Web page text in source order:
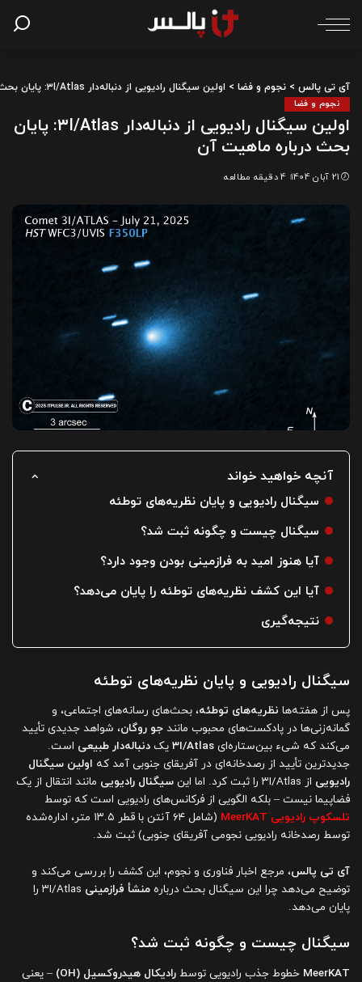
آی تی پالس > نجوم و فضا > اولین سیگنال رادیویی از دنباله‌دار ۳I/Atlas: پایان بحث درباره ماهیت آن
نجوم و فضا
اولین سیگنال رادیویی از دنباله‌دار ۳I/Atlas: پایان
بحث درباره ماهیت آن
21 آبان 1404 4 دقیقه مطالعه
آنچه خواهید خواند
سیگنال رادیویی و پایان نظریه‌های توطئه
سیگنال چیست و چگونه ثبت شد؟
آیا هنوز امید به فرازمینی بودن وجود دارد؟
آیا این کشف نظریه‌های توطئه را پایان می‌دهد؟
نتیجه‌گیری
سیگنال رادیویی و پایان نظریه‌های توطئه
پس از هفته‌ها نظریه‌های توطئه، بحث‌های رسانه‌های اجتماعی، و
گمانه‌زنی‌ها در پادکست‌های محبوب مانند جو روگان، شواهد جدیدی تأیید
می‌کند که شیء بین‌ستاره‌ای ۳I/Atlas یک دنباله‌دار طبیعی است.
جدیدترین تأیید از رصدخانه‌ای در آفریقای جنوبی آمد که اولین سیگنال
رادیویی از ۳I/Atlas را ثبت کرد. اما این سیگنال رادیویی مانند انتقال از یک
فضاپیما نیست – بلکه الگویی از فرکانس‌های رادیویی است که توسط
تلسکوپ رادیویی MeerKAT
(شامل ۶۴ آنتن با قطر ۱۳.۵ متر، اداره‌شده
توسط رصدخانه رادیویی نجومی آفریقای جنوبی) ثبت شد.
آی تی پالس، مرجع اخبار فناوری و نجوم، این کشف را بررسی می‌کند و
توضیح می‌دهد چرا این سیگنال بحث درباره منشأ فرازمینی
۳I/Atlas را
پایان می‌دهد.
سیگنال چیست و چگونه ثبت شد؟
MeerKAT خطوط جذب رادیویی توسط رادیکال هیدروکسیل (OH)
– یعنی